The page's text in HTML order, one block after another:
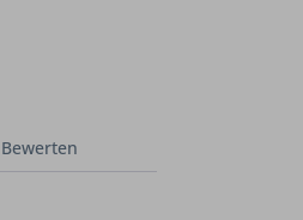
Bewerten